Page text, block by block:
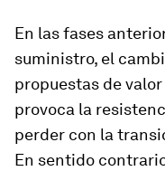
En las fases
suministro, el
propuestas de
provoca la
perder con la
En sentido